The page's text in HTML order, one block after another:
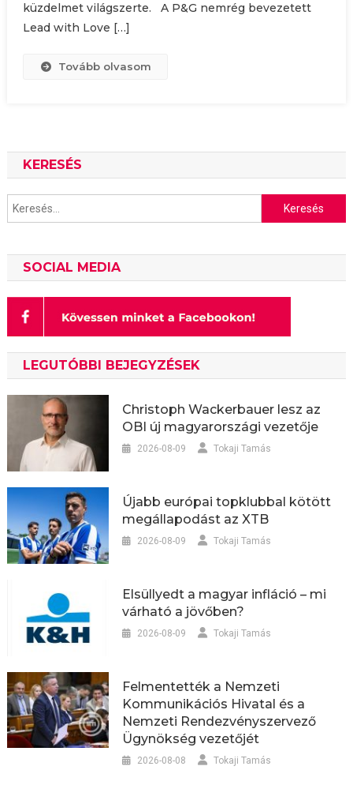
küzdelmet világszerte. A P&G nemrég bevezetett
Lead with Love […]
Tovább olvasom
KERESÉS
Keresés:
SOCIAL MEDIA
LEGUTÓBBI BEJEGYZÉSEK
Christoph Wackerbauer lesz az
OBI új magyarországi vezetője
2026-08-09 Tokaji Tamás
Újabb európai topklubbal kötött
megállapodást az XTB
2026-08-09 Tokaji Tamás
Elsüllyedt a magyar infláció – mi
várható a jövőben?
2026-08-09 Tokaji Tamás
Felmentették a Nemzeti
Kommunikációs Hivatal és a
Nemzeti Rendezvényszervező
Ügynökség vezetőjét
2026-08-08 Tokaji Tamás